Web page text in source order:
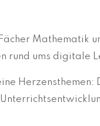
Mathematik
rund ums digitale
Herzensthemen: